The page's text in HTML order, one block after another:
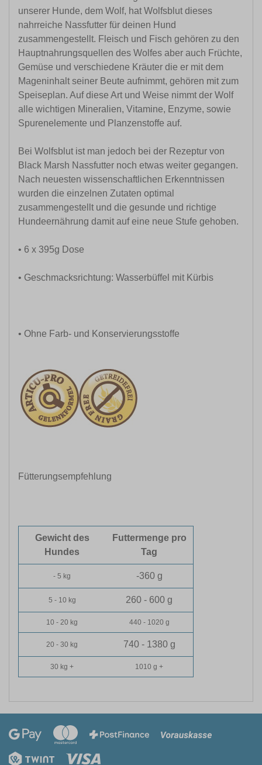
unserer Hunde, dem Wolf, hat Wolfsblut dieses
nahrreiche Nassfutter für deinen Hund
zusammengestellt. Fleisch und Fisch gehören zu den
Hauptnahrungsquellen des Wolfes aber auch Früchte,
Gemüse und verschiedene Kräuter die er mit dem
Mageninhalt seiner Beute aufnimmt, gehören mit zum
Speiseplan. Auf diese Art und Weise nimmt der Wolf
alle wichtigen Mineralien, Vitamine, Enzyme, sowie
Spurenelemente und Planzenstoffe auf.
Bei Wolfsblut ist man jedoch bei der Rezeptur von
Black Marsh Nassfutter noch etwas weiter gegangen.
Nach neuesten wissenschaftlichen Erkenntnissen
wurden die einzelnen Zutaten optimal
zusammengestellt und die gesunde und richtige
Hundeernährung damit auf eine neue Stufe gehoben.
• 6 x 395g Dose
• Geschmacksrichtung: Wasserbüffel mit Kürbis
• Ohne Farb- und Konservierungsstoffe
Fütterungsempfehlung
Gewicht des
Hundes
Futtermenge pro
Tag
- 5 kg -360 g
5 - 10 kg 260 - 600 g
10 - 20 kg 440 - 1020 g
20 - 30 kg 740 - 1380 g
30 kg + 1010 g +